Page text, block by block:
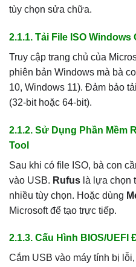
tùy chọn sửa chữa.
2.1.1. Tải File ISO
Truy cập trang chủ của
phiên bản Windows mà bà
10, Windows 11). Đảm bảo
(32-bit hoặc 64-bit).
2.1.2. Sử Dụng Phần Mềm
Tool
Sau khi có file ISO, bà con
vào USB. Rufus là lựa chọn
nhiều tùy chọn. Hoặc dùng
Microsoft để tạo trực tiếp.
2.1.3. Cấu Hình BIOS/
Cắm USB vào máy tính bị